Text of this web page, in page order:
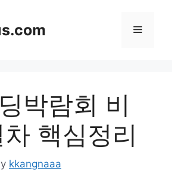
Menu
박람회 비
핵심정리
kkangnaaa